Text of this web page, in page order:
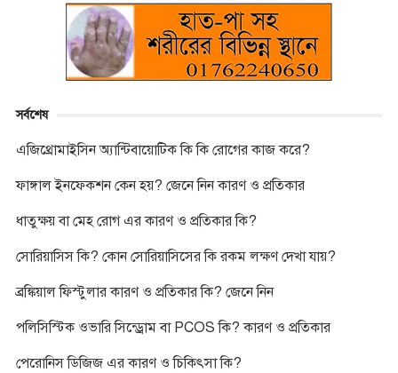
t
e
r
p
y
L
i
n
a
t
s
A
p
s
g
b
e
r
y
p
e
সর্বশেষ
এজিথ্রোমাইসিন অ্যান্টিবায়োটিক কি কি রোগের কাজ করে?
ফাঙ্গাল ইনফেকশন কেন হয়? জেনে নিন কারণ ও প্রতিকার
ধাতুক্ষয় বা মেহ রোগ এর কারণ ও প্রতিকার কি?
সোরিয়াসিস কি? কোন সোরিয়াসিসের কি রকম লক্ষণ দেখা যায়?
ব্রঙ্কিয়াল ফিস্টুলার কারণ ও প্রতিকার কি? জেনে নিন
পলিসিস্টিক ওভারি সিন্ড্রোম বা PCOS কি? কারণ ও প্রতিকার
পেরোনিস ডিজিজ এর কারণ ও চিকিৎসা কি?